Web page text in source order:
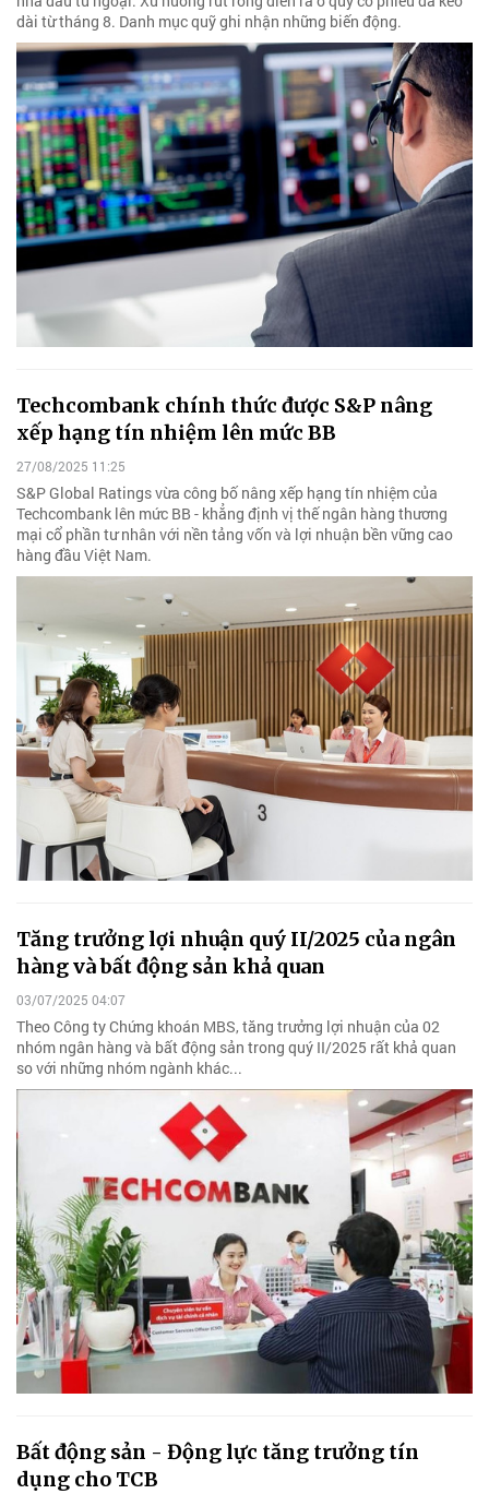
dài từ tháng 8. Danh mục quỹ ghi nhận những biến động.
Techcombank chính thức được S&P nâng
xếp hạng tín nhiệm lên mức BB
27/08/2025 11:25
S&P Global Ratings vừa công bố nâng xếp hạng tín nhiệm của
Techcombank lên mức BB - khẳng định vị thế ngân hàng thương
mại cổ phần tư nhân với nền tảng vốn và lợi nhuận bền vững cao
hàng đầu Việt Nam.
Tăng trưởng lợi nhuận quý II/2025 của ngân
hàng và bất động sản khả quan
03/07/2025 04:07
Theo Công ty Chứng khoán MBS, tăng trưởng lợi nhuận của 02
nhóm ngân hàng và bất động sản trong quý II/2025 rất khả quan
so với những nhóm ngành khác...
Bất động sản - Động lực tăng trưởng tín
dụng cho TCB